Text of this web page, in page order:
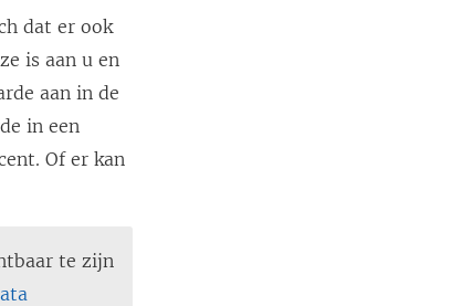
dat er ook
is aan u en
aan in de
in een
Of er kan
te zijn